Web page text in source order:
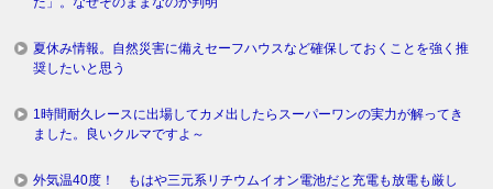
夏休み情報。自然災害に備えセーフハウスなど確保しておくことを強く推
奨したいと思う
1時間耐久レースに出場してカメ出したらスーパーワンの実力が解ってき
ました。良いクルマですよ～
外気温40度！ もはや三元系リチウムイオン電池だと充電も放電も厳し